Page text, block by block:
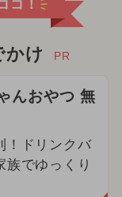
コ！
かけ PR
んおやつ 無
！ドリンクバ
族でゆっくり